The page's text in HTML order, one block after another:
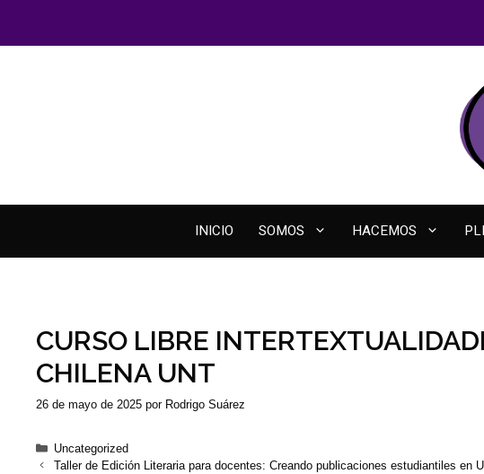
INICIO SOMOS HACEMOS
CURSO LIBRE
CHILENA UNT
26 de mayo de 2025 por Rodrigo Suárez
Uncategorized
Taller de Edición Literaria para docentes: Creando publicaciones estudiantiles en